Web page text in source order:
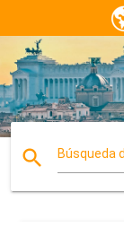
search Búsqueda